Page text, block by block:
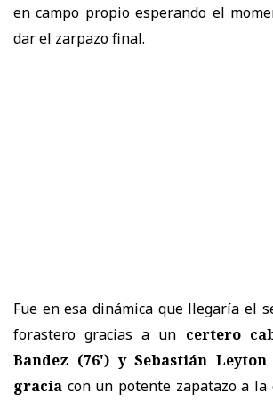
en campo propio esperando el
dar el zarpazo final.
Fue en esa dinámica que llegaría el
forastero gracias a un certero
Bandez (76') y Sebastián
gracia con un potente zapatazo a